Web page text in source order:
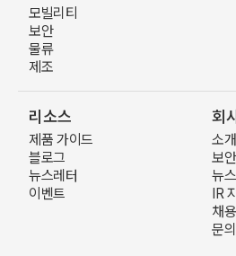
모빌리티
보안
물류
제조
리소스
제품 가이드
블로그
뉴스레터
이벤트
회
소개
보
뉴
IR
채용
문